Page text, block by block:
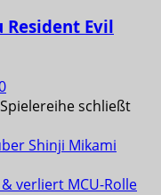
Evil
schließt
Shinji Mikami
verliert MCU-Rolle